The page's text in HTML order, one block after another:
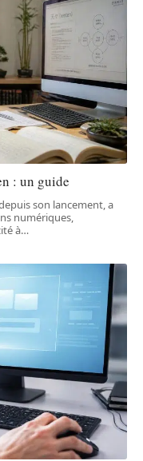
: un guide
son lancement, a
numériques,
à…